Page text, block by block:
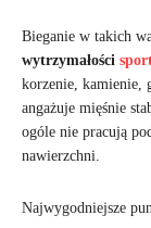
Bieganie w takich
wytrzymałości
korzenie, kamienie,
angażuje mięśnie
ogóle nie pracują
nawierzchni.
Najwygodniejsze